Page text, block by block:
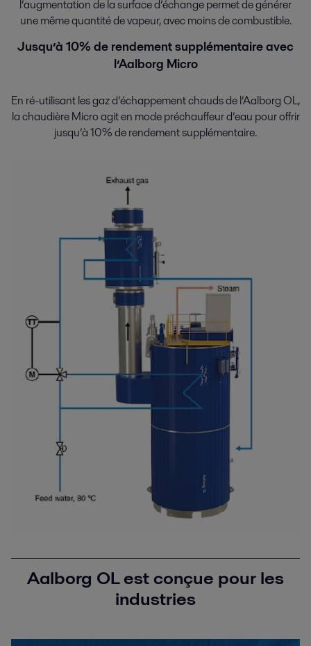
l’augmentation de la surface d’échange permet de générer
une même quantité de vapeur, avec moins de combustible.
Jusqu’à 10% de rendement supplémentaire avec
l’Aalborg Micro
En ré-utilisant les gaz d’échappement chauds de l’Aalborg OL,
la chaudière Micro agit en mode préchauffeur d’eau pour offrir
jusqu’à 10% de rendement supplémentaire.
Aalborg OL est conçue pour les
industries